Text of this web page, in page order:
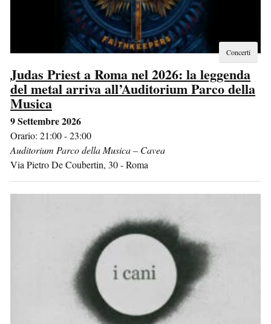
Concerti
Judas Priest a Roma nel 2026: la leggenda
del metal arriva all’Auditorium Parco della
Musica
9 Settembre 2026
Orario: 21:00 - 23:00
Auditorium Parco della Musica – Cavea
Via Pietro De Coubertin, 30-Roma